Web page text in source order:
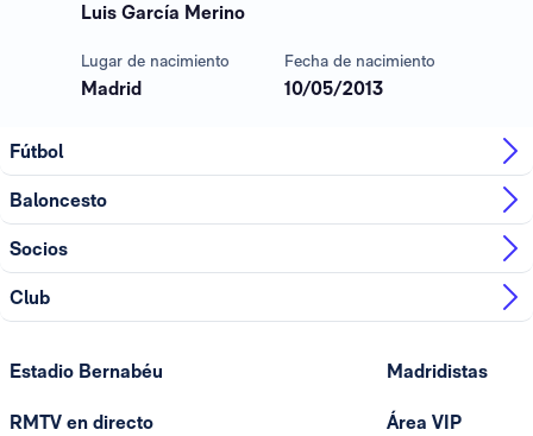
Luis García Merino
Lugar de nacimiento
Madrid
Fecha de nacimiento
10/05/2013
Fútbol
Baloncesto
Socios
Club
Estadio Bernabéu
RMTV en directo
Madridistas
Área VIP